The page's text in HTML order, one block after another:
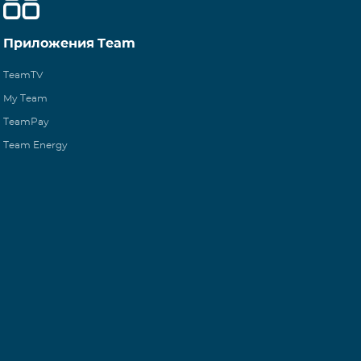
Приложения Team
TeamTV
My Team
TeamPay
Team Energy